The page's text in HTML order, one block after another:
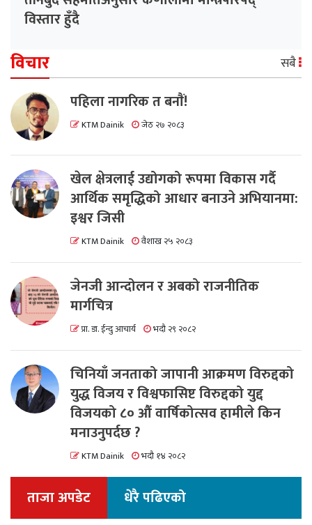
विस्तार हुँदै
विचार सबै
पहिला नागरिक त बनाैं!
KTM Dainik जेठ २७ २०८३
खेल क्षेत्रलाई उद्योगको रूपमा विकास गर्दै
आर्थिक समृद्धिको आधार बनाउने अभियानमा:
इश्वर जिसी
KTM Dainik वैशाख २५ २०८३
जेनजी आन्दोलन र अबको राजनीतिक
मार्गचित्र
प्रा. डा. ईन्दु आचार्य भदौ २९ २०८२
चिनियाँ जनताको जापानी आक्रमण विरुद्दको
युद्ध विजय र विश्वफासिष्ट विरुद्दको युद्द
विजयको ८० औं वार्षिकोत्सव हामीले किन
मनाउनुपर्दछ ?
KTM Dainik भदौ १४ २०८२
ताजा अपडेट धेरै पढिएको